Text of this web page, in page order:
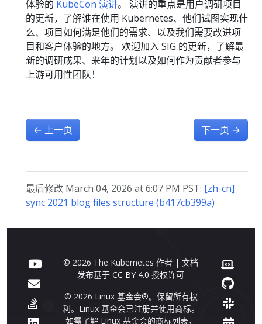
体验的 KubeCon 演讲。 演讲的重点是用户调研项目
的更新，了解谁在使用 Kubernetes、他们试图实现什
么、项目如何满足他们的需求、以及我们需要改进项
目和客户体验的地方。 欢迎加入 SIG 的更新，了解最
新的调研成果、来年的计划以及如何作为贡献者参与
上游可用性团队！
← 上一页 下一页 →
最后修改 March 04, 2026 at 6:07 PM PST: [zh-cn]
sync 2021 blog files structure (b417cb399a)
© 2026 The Kubernetes 作者 | 文档
发布基于CC BY 4.0 授权许可
© 2026 Linux 基金会®。保留所有权
利。Linux 基金会已注册并使用商标。
如需了解 Linux 基金会的商标列表，